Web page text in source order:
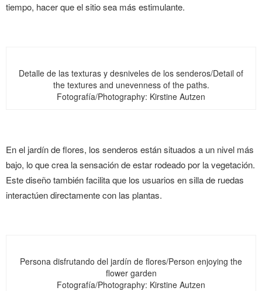
tiempo, hacer que el sitio sea más estimulante.
Detalle de las texturas y desniveles de los senderos/Detail of
the textures and unevenness of the paths.
Fotografía/Photography: Kirstine Autzen
En el jardín de flores, los senderos están situados a un nivel más
bajo, lo que crea la sensación de estar rodeado por la vegetación.
Este diseño también facilita que los usuarios en silla de ruedas
interactúen directamente con las plantas.
Persona disfrutando del jardín de flores/Person enjoying the
flower garden
Fotografía/Photography: Kirstine Autzen